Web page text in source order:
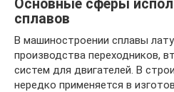
Основные сферы
сплавов
В машиностроении сплавы
производства переходников,
систем для двигателей. В
нередко применяется в